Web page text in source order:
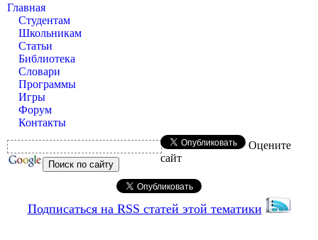
Главная
Студентам
Школьникам
Статьи
Библиотека
Словари
Программы
Игры
Форум
Контакты
Оцените
сайт
Подписаться на RSS статей этой тематики